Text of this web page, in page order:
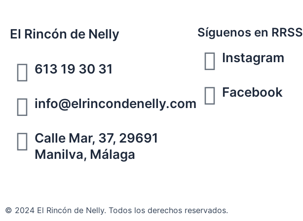
El Rincón de Nelly
613 19 30 31
info@elrincondenelly.com
Calle Mar, 37, 29691
Manilva, Málaga
Síguenos en RRSS
Instagram
Facebook
© 2024 El Rincón de Nelly. Todos los derechos reservados.